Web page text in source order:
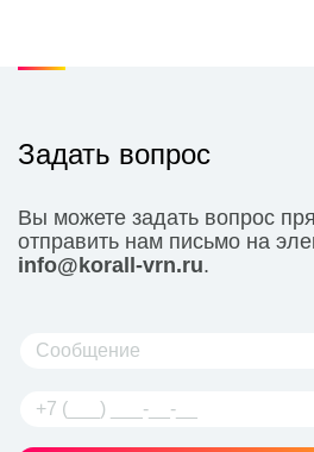
Задать вопрос
Вы можете задать вопрос
отправить нам письмо на
info@korall-vrn.ru.